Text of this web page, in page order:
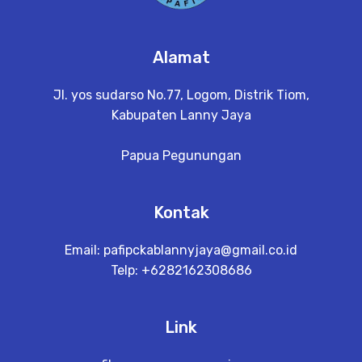
Alamat
Jl. yos sudarso No.77, Logom, Distrik Tiom,
Kabupaten Lanny Jaya
Papua Pegunungan
Kontak
Email: pafipckablannyjaya@gmail.co.id
Telp: +6282162308686
Link